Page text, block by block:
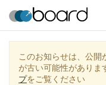
このお知らせは、公開
が古い可能性がありま
プをご覧ください